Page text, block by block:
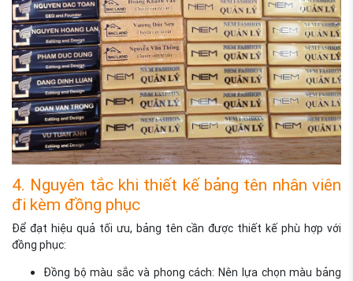
4. Nguyên tắc khi thiết kế bảng tên nhân viên
đi kèm đồng phục
Để đạt hiệu quả tối ưu, bảng tên cần được thiết kế phù hợp với
đồng phục:
Đồng bộ màu sắc và phong cách: Nên lựa chọn màu bảng